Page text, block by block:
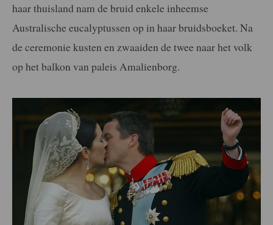
haar thuisland nam de bruid enkele inheemse
Australische eucalyptussen op in haar bruidsboeket. Na
de ceremonie kusten en zwaaiden de twee naar het volk
op het balkon van paleis Amalienborg.